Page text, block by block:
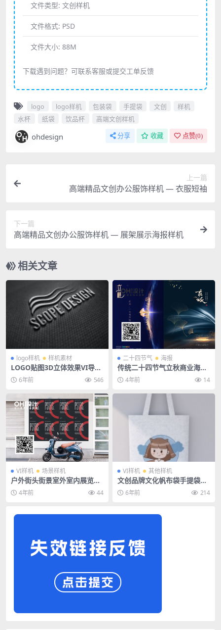
文件类型: 文创样机
文件格式: PSD
文件大小: 88M
下载遇到问题？可联系客服或提交工单反馈
logo logo样机 包装袋 手提袋 文创
样机
水杯
纸袋 饮品杯 高端文创样机
ohdesign 分享 收藏 点赞(0)
上一篇
高端精品文创办公服饰样机 — 衣服短袖
下一篇
高端精品文创办公服饰样机 — 展架展示海报样机
相关文章
logo样机 样机素材
LOGO贴图3D立体效果VI导视
智能贴图PS样机素材
6年前 546
二十四节气 海报
传统二十四节气立秋商业海报
插画宣传PSD素材模板
4年前 14
VI样机 场景样机
户外街头街景室外室内展览画
展海报广告场景PSD展示样机
4年前 44
VI样机 其他样机
文创品牌文化帆布袋手提袋样
机效果展示PSD分层智能贴图
素材6年前 214